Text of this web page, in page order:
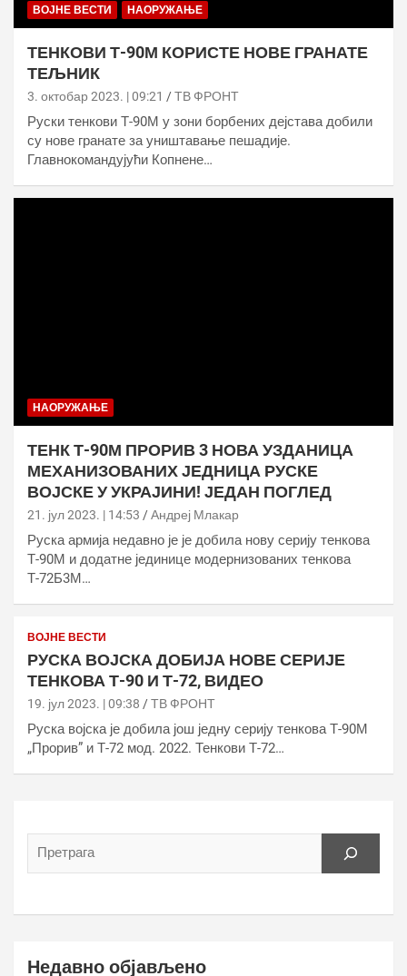
ВОЈНЕ ВЕСТИ НАОРУЖАЊЕ
ТЕНКОВИ Т-90М КОРИСТЕ НОВЕ ГРАНАТЕ
ТЕЉНИК
3. октобар 2023. | 09:21 ТВ ФРОНТ
Руски тенкови Т-90М у зони борбених дејстава добили
су нове гранате за уништавање пешадије.
Главнокомандујући Копнене…
НАОРУЖАЊЕ
ТЕНК Т-90М ПРОРИВ 3 НОВА УЗДАНИЦА
МЕХАНИЗОВАНИХ ЈЕДНИЦА РУСКЕ
ВОЈСКЕ У УКРАЈИНИ! ЈЕДАН ПОГЛЕД
21. јул 2023. | 14:53 Андреј Млакар
Руска армија недавно је је добила нову серију тенкова
Т-90М и додатне јединице модернизованих тенкова
Т-72Б3М…
ВОЈНЕ ВЕСТИ
РУСКА ВОЈСКА ДОБИЈА НОВЕ СЕРИЈЕ
ТЕНКОВА Т-90 И Т-72, ВИДЕО
19. јул 2023. | 09:38 ТВ ФРОНТ
Руска војска је добила још једну серију тенкова Т-90М
„Прорив” и Т-72 мод. 2022. Тенкови Т-72…
Недавно објављено